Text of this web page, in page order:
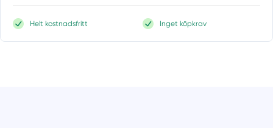
Helt kostnadsfritt Inget köpkrav